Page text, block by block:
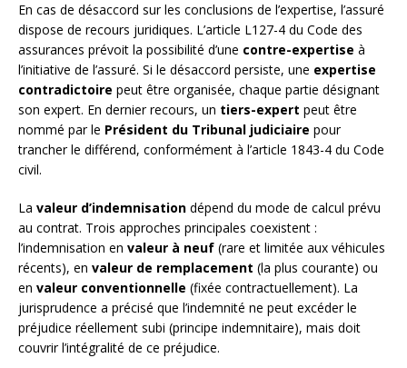
En cas de désaccord sur les conclusions de l’expertise, l’assuré
dispose de recours juridiques. L’article L127-4 du Code des
assurances prévoit la possibilité d’une contre-expertise à
l’initiative de l’assuré. Si le désaccord persiste, une expertise
contradictoire peut être organisée, chaque partie désignant
son expert. En dernier recours, un tiers-expert peut être
nommé par le Président du Tribunal judiciaire pour
trancher le différend, conformément à l’article 1843-4 du Code
civil.
La valeur d’indemnisation dépend du mode de calcul prévu
au contrat. Trois approches principales coexistent :
l’indemnisation en valeur à neuf (rare et limitée aux véhicules
récents), en valeur de remplacement (la plus courante) ou
en valeur conventionnelle (fixée contractuellement). La
jurisprudence a précisé que l’indemnité ne peut excéder le
préjudice réellement subi (principe indemnitaire), mais doit
couvrir l’intégralité de ce préjudice.